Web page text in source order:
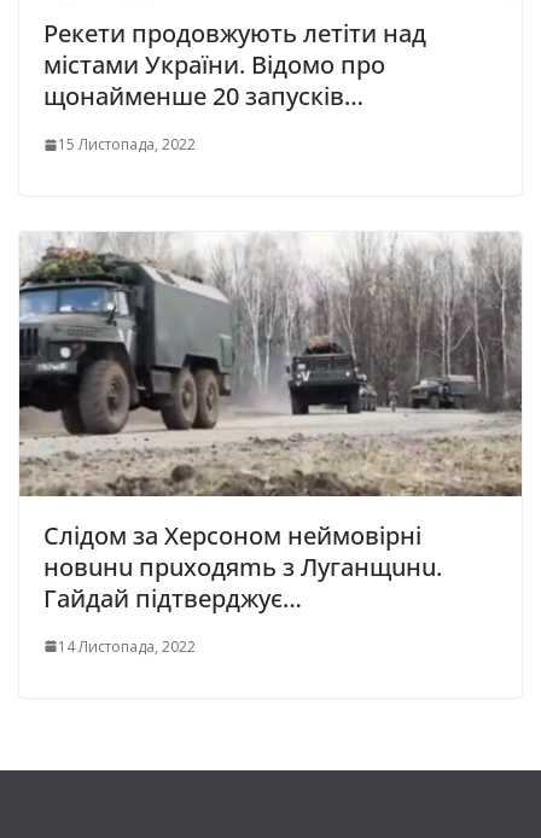
Рекети продовжують летіти над
містами України. Відомо про
щонайменше 20 запусків…
15 Листопада, 2022
Cлiдoм зa Xepcoнoм нeймoвipнi
нoвuнu пpuxoдяmь з Лyгaнщuнu.
Гaйдaй пiдтвepджyє…
14 Листопада, 2022